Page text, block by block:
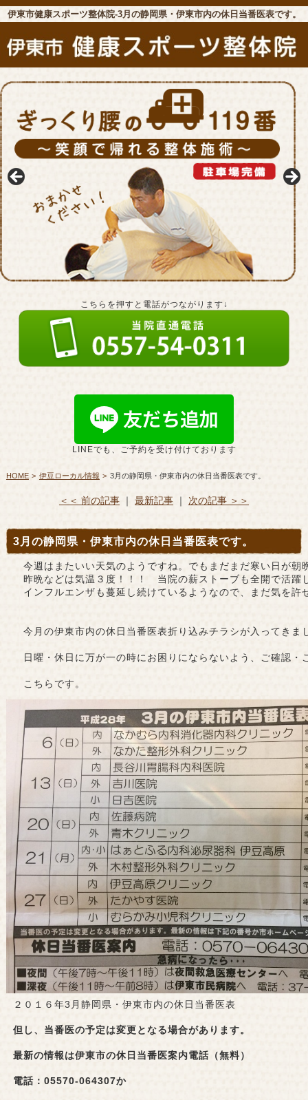
伊東市健康スポーツ整体院-3月の静岡県・伊東市内の休日当番医表です。
こちらを押すと電話がつながります↓
LINEでも、ご予約を受け付けております
HOME 伊豆ローカル情報 3月の静岡県・伊東市内の休日当番医表です。
＜＜ 前の記事｜ 最新記事｜ 次の記事 ＞＞
3月の静岡県・伊東市内の休日当番医表です。
今週はまたいい天気のようですね。でもまだまだ寒い日が朝
昨晩などは気温３度！！！　当院の薪ストーブも全開で活躍
インフルエンザも蔓延し続けているようなので、まだ気を許
今月の伊東市内の休日当番医表折り込みチラシが入ってきま
日曜・休日に万が一の時にお困りにならないよう、ご確認・
こちらです。
２０１６年3月静岡県・伊東市内の休日当番医表
但し、当番医の予定は変更となる場合があります。
最新の情報は伊東市の休日当番医案内電話（無料）
電話：05570-064307か